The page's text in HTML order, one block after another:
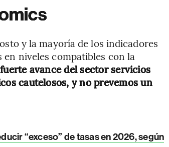
y la mayoría de los indicadores
niveles compatibles con la
avance del sector servicios
cautelosos, y no prevemos un
“exceso” de tasas en 2026, según